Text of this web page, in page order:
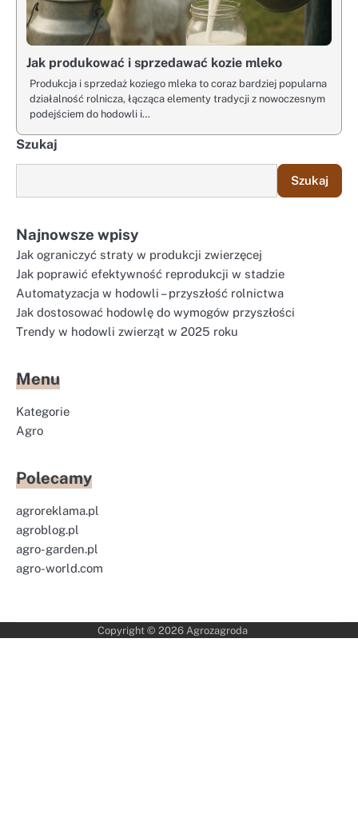
Jak produkować i sprzedawać kozie mleko
Produkcja i sprzedaż koziego mleka to coraz bardziej popularna
działalność rolnicza, łącząca elementy tradycji z nowoczesnym
podejściem do hodowli i…
Szukaj
Szukaj
Najnowsze wpisy
Jak ograniczyć straty w produkcji zwierzęcej
Jak poprawić efektywność reprodukcji w stadzie
Automatyzacja w hodowli – przyszłość rolnictwa
Jak dostosować hodowlę do wymogów przyszłości
Trendy w hodowli zwierząt w 2025 roku
Menu
Kategorie
Agro
Polecamy
agroreklama.pl
agroblog.pl
agro-garden.pl
agro-world.com
Copyright © 2026 Agrozagroda